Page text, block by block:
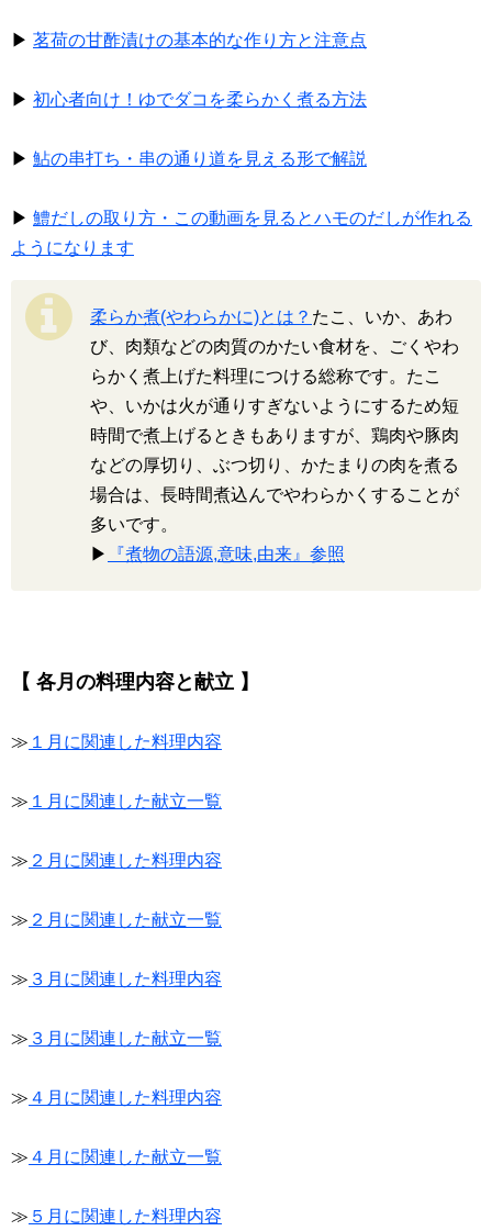
▶ 茗荷の甘酢漬けの基本的な作り方と注意点
▶ 初心者向け！ゆでダコを柔らかく煮る方法
▶ 鮎の串打ち・串の通り道を見える形で解説
▶ 鱧だしの取り方・この動画を見るとハモのだしが作れる
ようになります
柔らか煮(やわらかに)とは？ たこ、いか、あわ
び、肉類などの肉質のかたい食材を、ごくやわ
らかく煮上げた料理につける総称です。たこ
や、いかは火が通りすぎないようにするため短
時間で煮上げるときもありますが、鶏肉や豚肉
などの厚切り、ぶつ切り、かたまりの肉を煮る
場合は、長時間煮込んでやわらかくすることが
多いです。
▶
『煮物の語源,意味,由来』参照
【 各月の料理内容と献立 】
≫ １月に関連した料理内容
≫ １月に関連した献立一覧
≫ ２月に関連した料理内容
≫ ２月に関連した献立一覧
≫ ３月に関連した料理内容
≫ ３月に関連した献立一覧
≫ ４月に関連した料理内容
≫ ４月に関連した献立一覧
≫ ５月に関連した料理内容